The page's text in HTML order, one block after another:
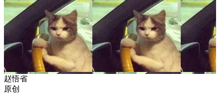
赵悟省
原创